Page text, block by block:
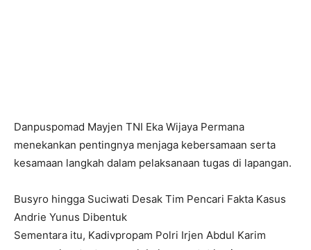
Danpuspomad Mayjen TNI Eka Wijaya Permana
menekankan pentingnya menjaga kebersamaan serta
kesamaan langkah dalam pelaksanaan tugas di lapangan.
Busyro hingga Suciwati Desak Tim Pencari Fakta Kasus
Andrie Yunus Dibentuk
Sementara itu, Kadivpropam Polri Irjen Abdul Karim